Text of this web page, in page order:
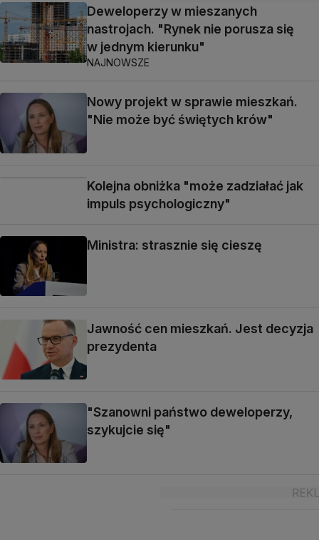
Deweloperzy w mieszanych
nastrojach. "Rynek nie porusza się
w jednym kierunku"
NAJNOWSZE
Nowy projekt w sprawie mieszkań.
"Nie może być świętych krów"
Kolejna obniżka "może zadziałać jak
impuls psychologiczny"
Ministra: strasznie się cieszę
Jawność cen mieszkań. Jest decyzja
prezydenta
"Szanowni państwo deweloperzy,
szykujcie się"